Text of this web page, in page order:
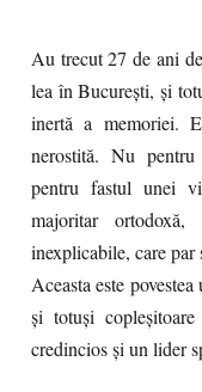
Au trecut 27 de ani
lea în București, și
inertă a memoriei.
nerostită. Nu
pentru fastul unei
majoritar
inexplicabile, care par
Aceasta este
și totuși
credincios și un lider